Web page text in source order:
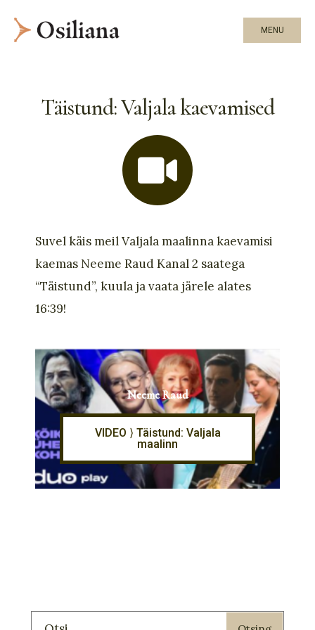
MENU
Täistund: Valjala kaevamised
Suvel käis meil Valjala maalinna kaevamisi
kaemas Neeme Raud Kanal 2 saatega
“Täistund”, kuula ja vaata järele alates
16:39!
Neeme Raud
VIDEO ⟩ Täistund: Valjala
maalinn